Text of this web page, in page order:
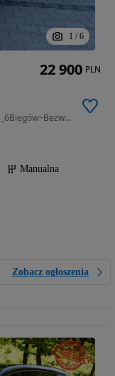
1 / 6
1364 cm3 • 120 KM • Cosmo_Sport~1.4T_120ps_6Biegów~Bezwypadkowa~Serwisowana~TopStan!
Manualna
Zobacz ogłoszenia
22 900 PLN